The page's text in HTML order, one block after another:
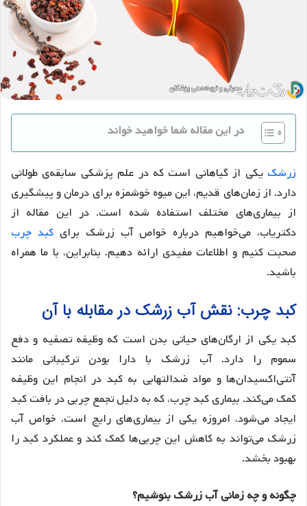
در این مقاله شما خواهید خواند
زرشک یکی از گیاهانی است که در علم پزشکی سابقه‌ی طولانی
دارد. از زمان‌های قدیم، این میوه خوشمزه برای درمان و پیشگیری
از بیماری‌های مختلف استفاده شده است. در این مقاله از
دکتریاب، می‌خواهیم درباره خواص آب زرشک برایکبد چرب
صحبت کنیم و اطلاعات مفیدی ارائه دهیم. بنابراین، با ما همراه
باشید.
کبد چرب: نقش آب زرشک در مقابله با آن
کبد یکی از ارگان‌های حیاتی بدن است که وظیفه تصفیه و دفع
سموم را دارد. آب زرشک با دارا بودن ترکیباتی مانند
آنتی‌اکسیدان‌ها و مواد ضدالتهابی به کبد در انجام این وظیفه
کمک می‌کند. بیماری کبد چرب، که به دلیل تجمع چربی در بافت کبد
ایجاد می‌شود، امروزه یکی از بیماری‌های رایج است. خواص آب
زرشک می‌تواند به کاهش این چربی‌ها کمک کند و عملکرد کبد را
بهبود بخشد.
چگونه و چه زمانی آب زرشک بنوشیم؟